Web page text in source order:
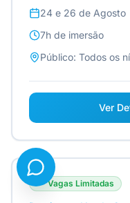
24 e 26 de Agosto
7h de imersão
Público: Todos os
Ver
Vagas Limitadas